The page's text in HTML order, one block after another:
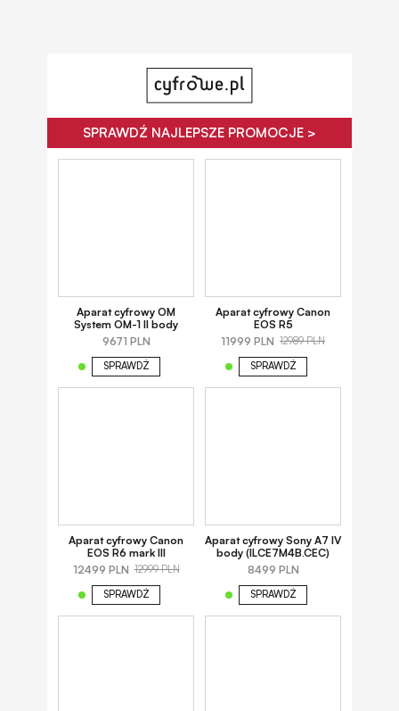
SPRAWDŹ NAJLEPSZE PROMOCJE >
Aparat cyfrowy OM
System OM-1 II body
9671 PLN
SPRAWDŹ
Aparat cyfrowy Canon
EOS R5
11999 PLN 12989 PLN
SPRAWDŹ
Aparat cyfrowy Canon
EOS R6 mark III
12499 PLN 12999 PLN
SPRAWDŹ
Aparat cyfrowy Sony A7 IV
body (ILCE7M4B.CEC)
8499 PLN
SPRAWDŹ